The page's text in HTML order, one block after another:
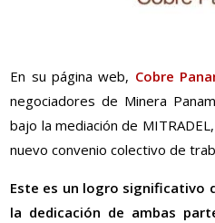
En su página web, Cobre
negociadores de Minera
bajo la mediación de
nuevo convenio colectivo de
Este es un logro significativo
la dedicación de ambas